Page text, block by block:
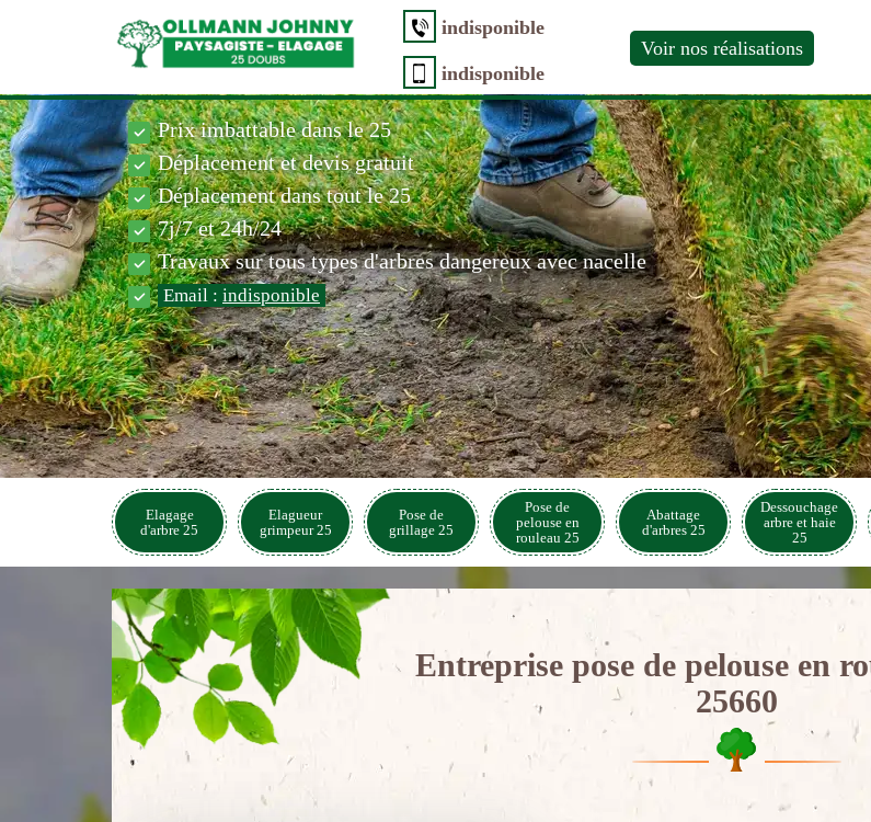
indisponible
indisponible
Voir nos réalisations
Prix imbattable dans le 25
Déplacement et devis gratuit
Déplacement dans tout le 25
7j/7 et 24h/24
Travaux sur tous types d'arbres dangereux avec nacelle
Email : indisponible
Elagage
d'arbre 25
Elagueur
grimpeur 25
Pose de
grillage 25
Pose de
pelouse en
rouleau 25
Abattage
d'arbres 25
Dessouchage
arbre et haie
25
Entreprise pose de pelouse en
25660